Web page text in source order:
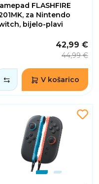
FLASHFIRE
za Nintendo
bijelo-plavi
42,99 €
44,99 €
V košarico